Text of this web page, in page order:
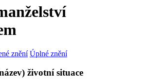
znění Úplné znění
životní situace